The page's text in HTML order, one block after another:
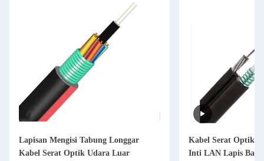
Lapisan Mengisi Tabung Longgar
Kabel Serat Optik Udara Luar
Kabel Serat Optik
Inti LAN Lapis Baja